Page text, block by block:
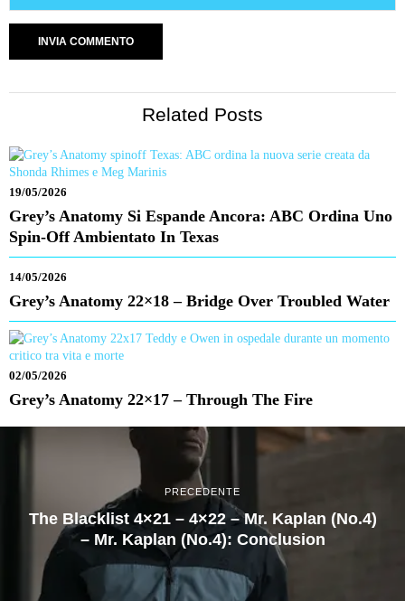
Related Posts
19/05/2026
Grey’s Anatomy Si Espande Ancora: ABC Ordina Uno
Spin-Off Ambientato In Texas
14/05/2026
Grey’s Anatomy 22×18 – Bridge Over Troubled Water
02/05/2026
Grey’s Anatomy 22×17 – Through The Fire
PRECEDENTE
The Blacklist 4×21 – 4×22 – Mr. Kaplan (No.4)
– Mr. Kaplan (No.4): Conclusion